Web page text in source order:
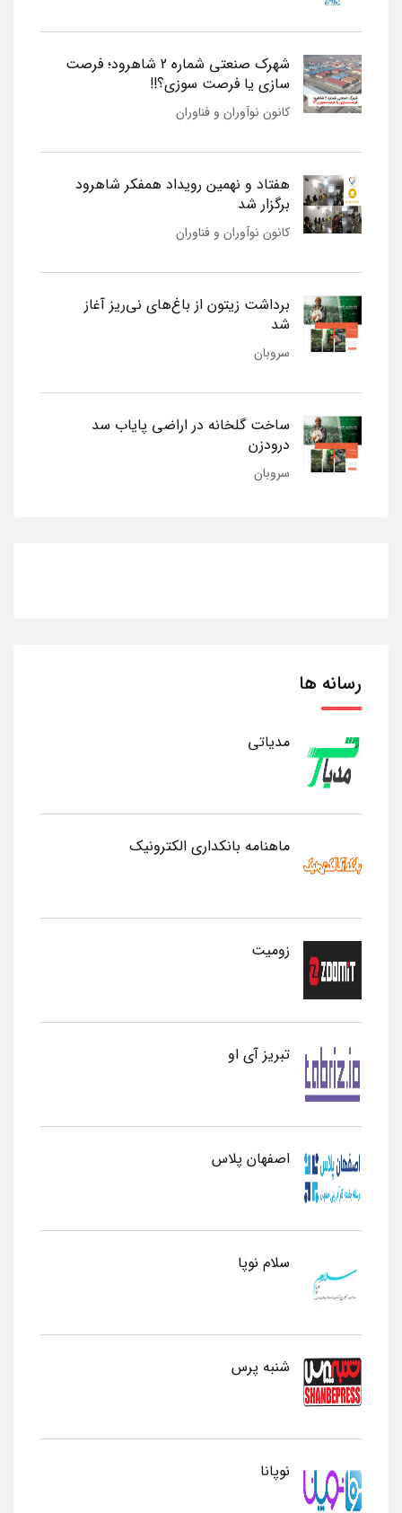
شهرک صنعتی شماره 2 شاهرود؛ فرصت
سازی یا فرصت سوزی؟!!
کانون نوآوران و فناوران
هفتاد و نهمین رویداد همفکر شاهرود
برگزار شد
کانون نوآوران و فناوران
برداشت زیتون از باغ‌های نی‌ریز آغاز
شد
سروبان
ساخت گلخانه در اراضی پایاب سد
درودزن
سروبان
رسانه ها
مدیاتی
ماهنامه بانکداری الکترونیک
زومیت
تبریز آی او
اصفهان پلاس
سلام نوپا
شنبه پرس
نوپانا